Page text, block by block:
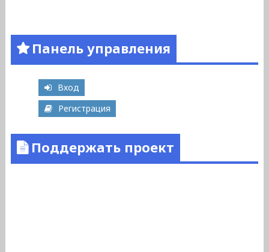
Панель управления
Вход
Регистрация
Поддержать проект